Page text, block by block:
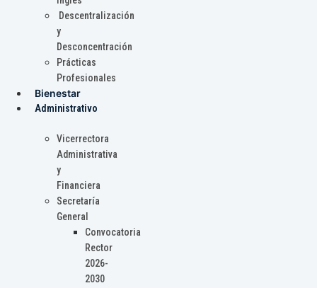
Descentralización
y
Desconcentración
Prácticas
Profesionales
Bienestar
Administrativo
Vicerrectora
Administrativa
y
Financiera
Secretaría
General
Convocatoria
Rector
2026-
2030